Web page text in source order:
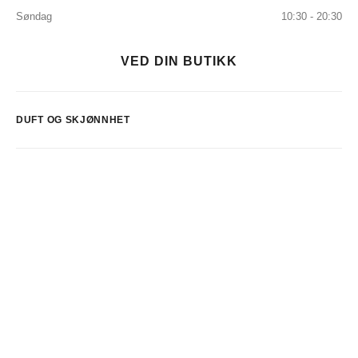
Søndag
10:30 - 20:30
VED DIN BUTIKK
DUFT OG SKJØNNHET